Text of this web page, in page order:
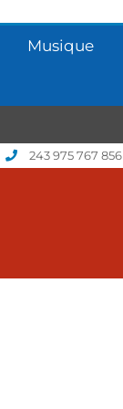
Musique
243 975 767 856